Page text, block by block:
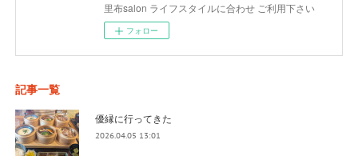
里布salon ライフスタイルに合わせ ご利用下さい
フォロー
記事一覧
優縁に行ってきた
2026.04.05 13:01